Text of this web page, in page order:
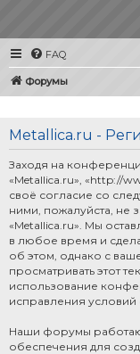
FAQ
Форумы
Metallica.ru -
Заходя на
«Metallica.ru», «http://
своё согласие со
ними, пожалуйста, не
«Metallica.ru». Мы
в любое время и
об этом, однако с
просматривать этот
использование
исправления условий
Наши форумы
обеспечения для